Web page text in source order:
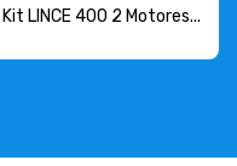
Kit LINCE 400 2 Motores...